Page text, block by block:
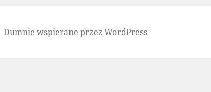
Dumnie wspierane przez WordPress